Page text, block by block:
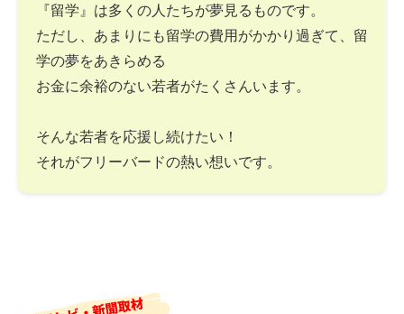
『留学』は多くの人たちが夢見るものです。
ただし、あまりにも留学の費用がかかり過ぎて、留
学の夢をあきらめる
お金に余裕のない若者がたくさんいます。
そんな若者を応援し続けたい！
それがフリーバードの熱い想いです。